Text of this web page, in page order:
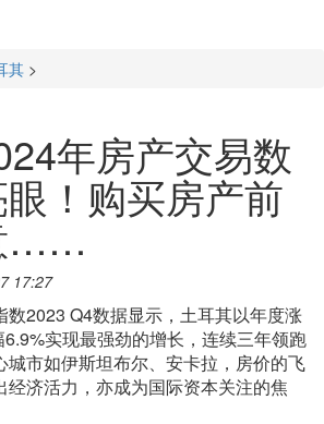
其 >
年房产交易数
！购买房产前
……
17:27
数2023 Q4数据显示，土耳其以年度涨
实现最强劲的增长，连续三年领跑
城市如伊斯坦布尔、安卡拉，房价的飞
经济活力，亦成为国际资本关注的焦